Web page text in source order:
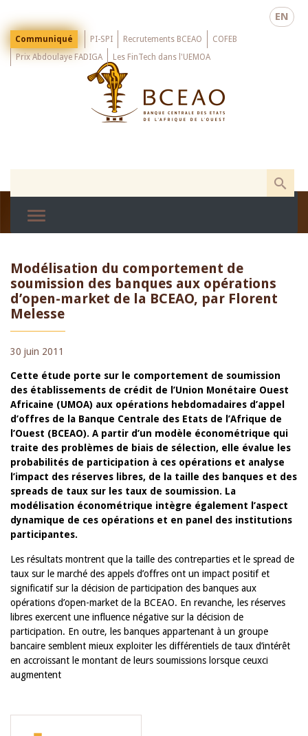
main
EN
Menu
Top
Communiqué PI-SPI Recrutements BCEAO
COFEB
Prix Abdoulaye FADIGA
Les FinTech dans l'UEMOA
Modélisation du comportement de
soumission des banques aux opérations
d’open-market de la BCEAO, par Florent
Melesse
30 juin 2011
Cette étude porte sur le comportement de soumission
des établissements de crédit de l’Union Monétaire Ouest
Africaine (UMOA) aux opérations hebdomadaires d’appel
d’offres de la Banque Centrale des Etats de l’Afrique de
l’Ouest (BCEAO). A partir d’un modèle économétrique qui
traite des problèmes de biais de sélection, elle évalue les
probabilités de participation à ces opérations et analyse
l’impact des réserves libres, de la taille des banques et des
spreads de taux sur les taux de soumission. La
modélisation économétrique intègre également l’aspect
dynamique de ces opérations et en panel des institutions
participantes.
Les résultats montrent que la taille des contreparties et le spread de
taux sur le marché des appels d’offres ont un impact positif et
significatif sur la décision de participation des banques aux
opérations d’open-market de la BCEAO. En revanche, les réserves
libres exercent une influence négative sur la décision de
participation. En outre, les banques appartenant à un groupe
bancaire semblent mieux exploiter les différentiels de taux d’intérêt
en accroissant le montant de leurs soumissions lorsque ceuxci
augmentent